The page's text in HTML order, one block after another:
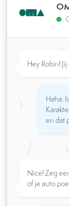
Hey Robin!
Haha,
en dat
Nice! Zeg
of je auto